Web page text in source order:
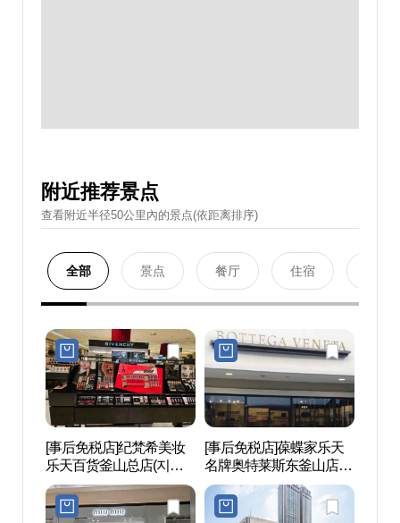
附近推荐景点
查看附近半径50公里內的景点(依距离排序)
全部 景点 餐厅 住宿
[事后免税店]纪梵希美妆
乐天百货釜山总店(지방
시뷰티 롯데백화점 부산
본점)
[事后免税店]葆蝶家乐天
名牌奥特莱斯东釜山店
(보테가베네타 롯데프리
미엄아울렛 동부산점)